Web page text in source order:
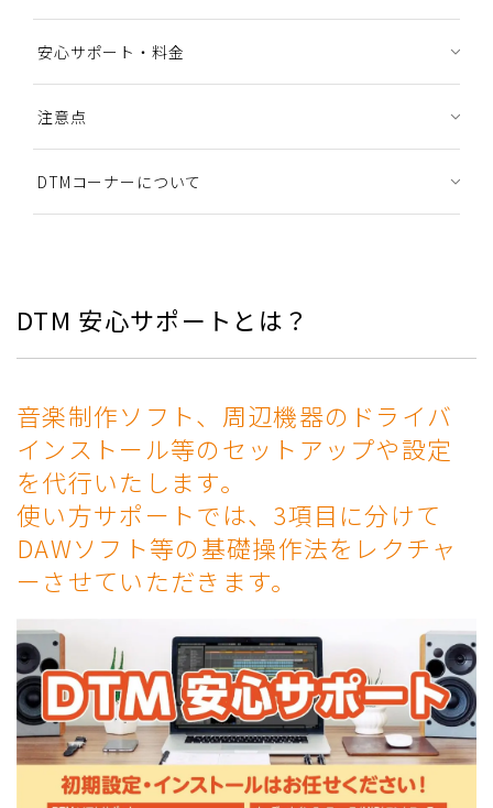
安心サポート・料金
注意点
DTMコーナーについて
DTM 安心サポートとは？
音楽制作ソフト、周辺機器のドライバ
インストール等のセットアップや設定
を代行いたします。
使い方サポートでは、3項目に分けて
DAWソフト等の基礎操作法をレクチャ
ーさせていただきます。